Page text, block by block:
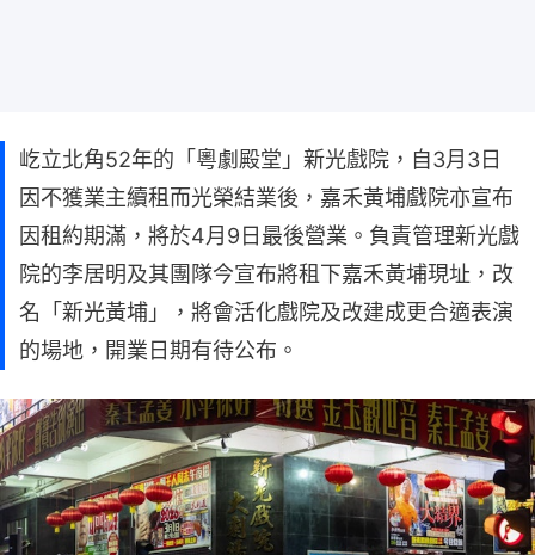
屹立北角52年的「粵劇殿堂」新光戲院，自3月3日
因不獲業主續租而光榮結業後，嘉禾黃埔戲院亦宣布
因租約期滿，將於4月9日最後營業。負責管理新光戲
院的李居明及其團隊今宣布將租下嘉禾黃埔現址，改
名「新光黃埔」，將會活化戲院及改建成更合適表演
的場地，開業日期有待公布。